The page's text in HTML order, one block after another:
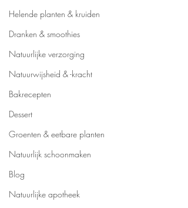
Helende planten & kruiden
Dranken & smoothies
Natuurlijke verzorging
Natuurwijsheid & -kracht
Bakrecepten
Dessert
Groenten & eetbare planten
Natuurlijk schoonmaken
Blog
Natuurlijke apotheek